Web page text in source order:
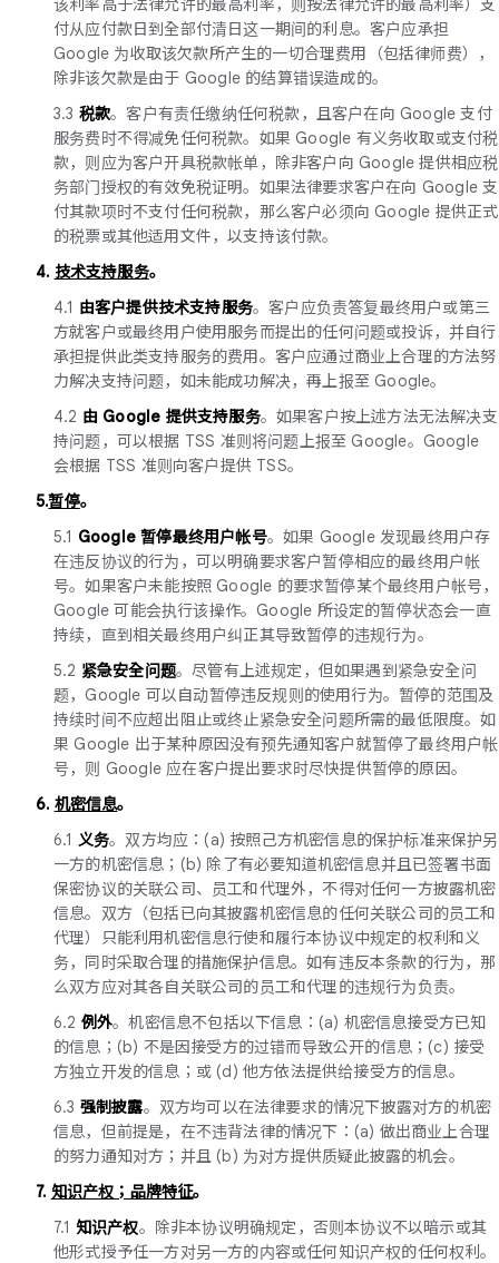
该利率高于法律允许的最高利率，则按法律允许的最高利率）支
付从应付款日到全部付清日这一期间的利息。客户应承担
Google 为收取该欠款所产生的一切合理费用（包括律师费），
除非该欠款是由于 Google 的结算错误造成的。
3.3 税款。客户有责任缴纳任何税款，且客户在向 Google 支付
服务费时不得减免任何税款。如果 Google 有义务收取或支付税
款，则应为客户开具税款帐单，除非客户向 Google 提供相应税
务部门授权的有效免税证明。如果法律要求客户在向 Google 支
付其款项时不支付任何税款，那么客户必须向 Google 提供正式
的税票或其他适用文件，以支持该付款。
4. 技术支持服务。
4.1 由客户提供技术支持服务。客户应负责答复最终用户或第三
方就客户或最终用户使用服务而提出的任何问题或投诉，并自行
承担提供此类支持服务的费用。客户应通过商业上合理的方法努
力解决支持问题，如未能成功解决，再上报至 Google。
4.2 由 Google 提供支持服务。如果客户按上述方法无法解决支
持问题，可以根据 TSS 准则将问题上报至 Google。Google
会根据 TSS 准则向客户提供 TSS。
5.暂停。
5.1 Google 暂停最终用户帐号。如果 Google 发现最终用户存
在违反协议的行为，可以明确要求客户暂停相应的最终用户帐
号。如果客户未能按照 Google 的要求暂停某个最终用户帐号，
Google 可能会执行该操作。Google 所设定的暂停状态会一直
持续，直到相关最终用户纠正其导致暂停的违规行为。
5.2 紧急安全问题。尽管有上述规定，但如果遇到紧急安全问
题，Google 可以自动暂停违反规则的使用行为。暂停的范围及
持续时间不应超出阻止或终止紧急安全问题所需的最低限度。如
果 Google 出于某种原因没有预先通知客户就暂停了最终用户帐
号，则 Google 应在客户提出要求时尽快提供暂停的原因。
6. 机密信息。
6.1 义务。双方均应：(a) 按照己方机密信息的保护标准来保护另
一方的机密信息；(b) 除了有必要知道机密信息并且已签署书面
保密协议的关联公司、员工和代理外，不得对任何一方披露机密
信息。双方（包括已向其披露机密信息的任何关联公司的员工和
代理）只能利用机密信息行使和履行本协议中规定的权利和义
务，同时采取合理的措施保护信息。如有违反本条款的行为，那
么双方应对其各自关联公司的员工和代理的违规行为负责。
6.2 例外。机密信息不包括以下信息：(a) 机密信息接受方已知
的信息；(b) 不是因接受方的过错而导致公开的信息；(c) 接受
方独立开发的信息；或 (d) 他方依法提供给接受方的信息。
6.3 强制披露。双方均可以在法律要求的情况下披露对方的机密
信息，但前提是，在不违背法律的情况下：(a) 做出商业上合理
的努力通知对方；并且 (b) 为对方提供质疑此披露的机会。
7. 知识产权；品牌特征。
7.1 知识产权。除非本协议明确规定，否则本协议不以暗示或其
他形式授予任一方对另一方的内容或任何知识产权的任何权利。